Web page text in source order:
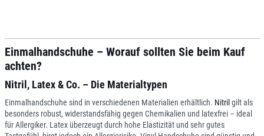
Einmalhandschuhe – Worauf sollten Sie beim Kauf
achten?
Nitril, Latex & Co. – Die Materialtypen
Einmalhandschuhe sind in verschiedenen Materialien erhältlich. Nitril gilt als
besonders robust, widerstandsfähig gegen Chemikalien und latexfrei – ideal
für Allergiker. Latex überzeugt durch hohe Elastizität und sehr gutes